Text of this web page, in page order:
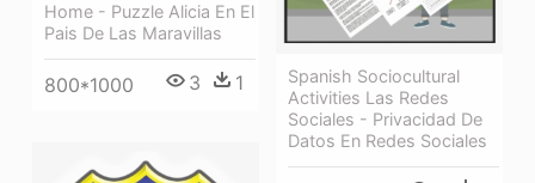
Home - Puzzle Alicia En El
Pais De Las Maravillas
800*1000 3 1
Spanish Sociocultural
Activities Las Redes
Sociales - Privacidad De
Datos En Redes Sociales